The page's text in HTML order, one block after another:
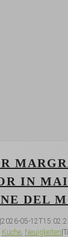
IN
DEL
2026-05-
Küche, Neuig­keiten